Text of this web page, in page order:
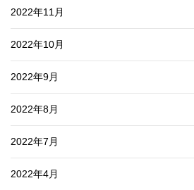
2022年11月
2022年10月
2022年9月
2022年8月
2022年7月
2022年4月